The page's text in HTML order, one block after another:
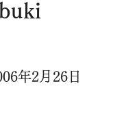
年2月26日